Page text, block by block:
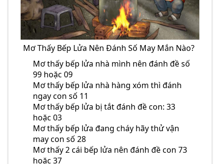
Mơ Thấy Bếp Lửa Nên Đánh Số May Mắn Nào?
Mơ thấy bếp lửa nhà mình nên đánh đề số
99 hoặc 09
Mơ thấy bếp lửa nhà hàng xóm thì đánh
ngay con số 11
Mơ thấy bếp lửa bị tắt đánh đề con: 33
hoặc 03
Mơ thấy bếp lửa đang cháy hãy thử vận
may con số 28
Mơ thấy 2 cái bếp lửa nên đánh đề con 73
hoặc 37